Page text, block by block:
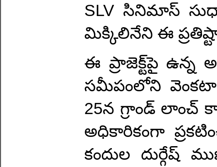
SLV సినిమాస్‌
మిక్కిలినేని ఈ
ఈ ప్రాజెక్ట్‌పై
సమీపంలోని
25న గ్రాండ్ లాంచ్
అధికారికంగా
కందుల దుర్గేష్